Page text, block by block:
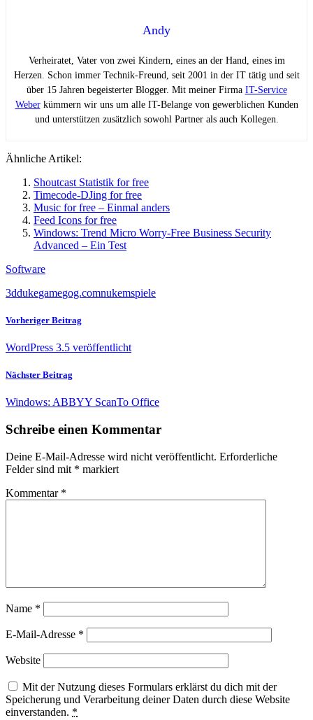
Andy
Verheiratet, Vater von zwei Kindern, eines an der Hand, eines im
Herzen. Schon immer Technik-Freund, seit 2001 in der IT tätig und seit
über 15 Jahren begeisterter Blogger. Mit meiner Firma IT-Service
Weberkümmern wir uns um alle IT-Belange von gewerblichen Kunden
und unterstützen zusätzlich sowohl Partner als auch Kollegen.
Ähnliche Artikel:
Shoutcast Statistik for free
Timecode-DJing for free
Music for free – Einmal anders
Feed Icons for free
Windows: Trend Micro Worry-Free Business Security
Advanced – Ein Test
Software
3ddukegamegog.comnukemspiele
Vorheriger Beitrag
WordPress 3.5 veröffentlicht
Nächster Beitrag
Windows: ABBYY ScanTo Office
Schreibe einen Kommentar
Deine E-Mail-Adresse wird nicht veröffentlicht. Erforderliche
Felder sind mit * markiert
Kommentar *
Name *
E-Mail-Adresse *
Website
Mit der Nutzung dieses Formulars erklärst du dich mit der
Speicherung und Verarbeitung deiner Daten durch diese Website
einverstanden. *